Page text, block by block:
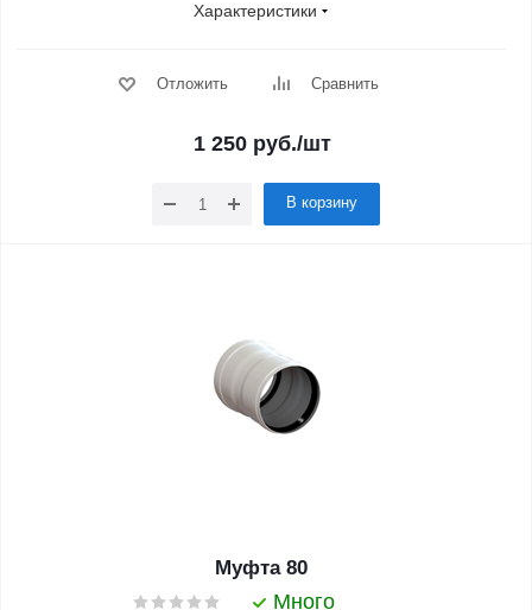
Характеристики
Отложить Сравнить
1 250руб./шт
В корзину
Муфта 80
Много